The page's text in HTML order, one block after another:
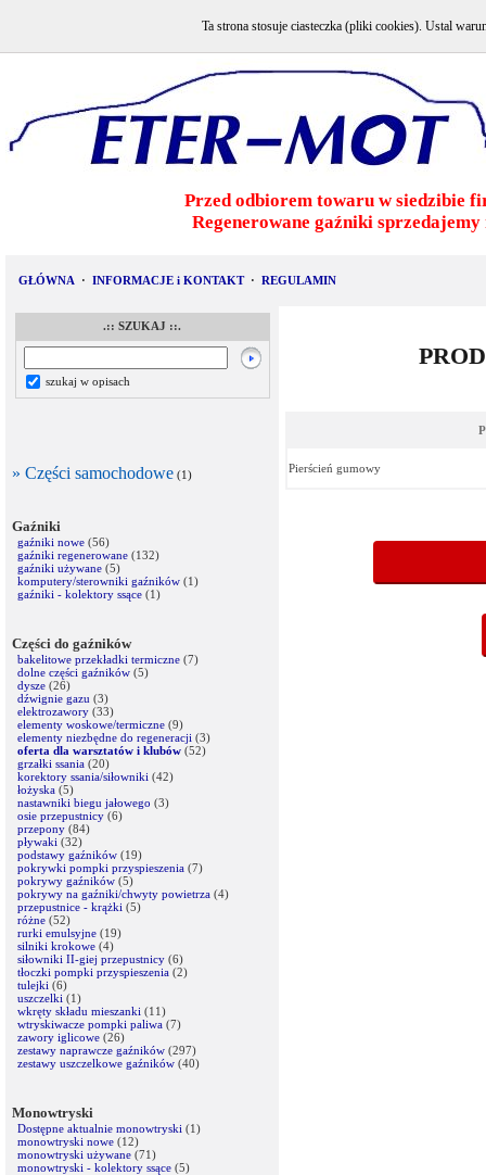
Przed odbiorem towaru w siedzibie
Regenerowane gaźniki
GŁÓWNA · INFORMACJE i KONTAKT · REGULAMIN
.:: SZUKAJ ::.
szukaj w opisach
» Części samochodowe (1)
Gaźniki
gaźniki nowe (56)
gaźniki regenerowane (132)
gaźniki używane (5)
komputery/sterowniki gaźników (1)
gaźniki - kolektory ssące (1)
Części do gaźników
bakelitowe przekładki termiczne (7)
dolne części gaźników (5)
dysze (26)
dźwignie gazu (3)
elektrozawory (33)
elementy woskowe/termiczne (9)
elementy niezbędne do regeneracji (3)
oferta dla warsztatów i klubów (52)
grzałki ssania (20)
korektory ssania/siłowniki (42)
łożyska (5)
nastawniki biegu jałowego (3)
osie przepustnicy (6)
przepony (84)
pływaki (32)
podstawy gaźników (19)
pokrywki pompki przyspieszenia (7)
pokrywy gaźników (5)
pokrywy na gaźniki/chwyty powietrza (4)
przepustnice - krążki (5)
różne (52)
rurki emulsyjne (19)
silniki krokowe (4)
siłowniki II-giej przepustnicy (6)
tłoczki pompki przyspieszenia (2)
tulejki (6)
uszczelki (1)
wkręty składu mieszanki (11)
wtryskiwacze pompki paliwa (7)
zawory iglicowe (26)
zestawy naprawcze gaźników (297)
zestawy uszczelkowe gaźników (40)
Monowtryski
Dostępne aktualnie monowtryski (1)
monowtryski nowe (12)
monowtryski używane (71)
monowtryski - kolektory ssące (5)
Pierścień gumowy
Ta strona stosuje ciasteczka (pliki cookies). Ustal